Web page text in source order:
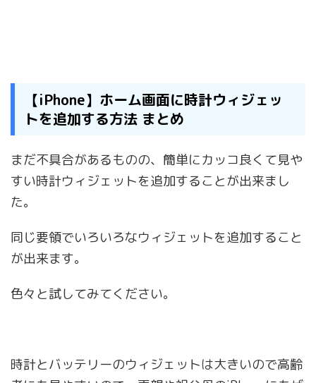
【iPhone】ホーム画面に時計ウィジェッ
トを追加する方法 まとめ
まだ不具合があるものの、簡単にカッコ良くて見や
すい時計ウィジェットを追加することが出来まし
た。
同じ要領でいろいろなウィジェットを追加すること
が出来ます。
色々と試してみてください。
時計とバッテリーのウィジェットは大きいので高齢